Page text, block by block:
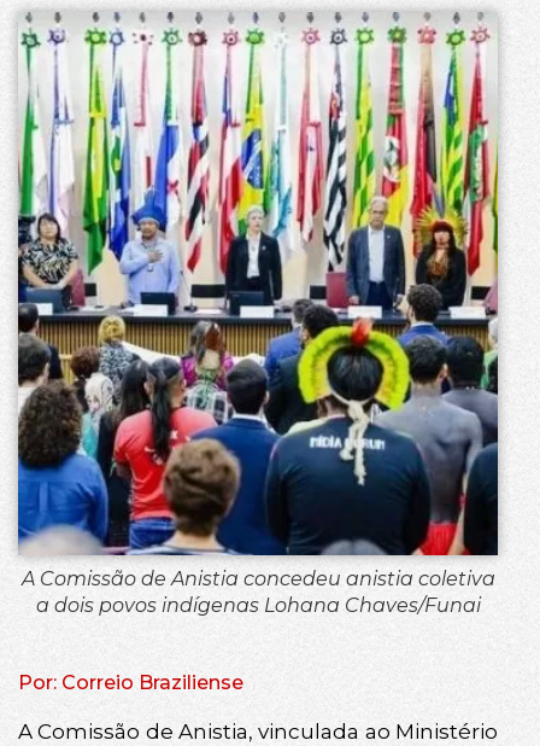
A Comissão de Anistia concedeu anistia coletiva
a dois povos indígenas Lohana Chaves/Funai
Por: Correio Braziliense
A Comissão de Anistia, vinculada ao Ministério